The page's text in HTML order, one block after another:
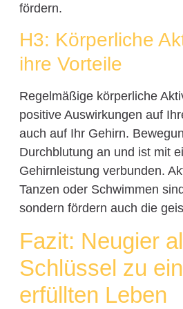
fördern.
H3: Körperliche
ihre Vorteile
Regelmäßige körperliche
positive Auswirkungen auf
auch auf Ihr Gehirn.
Durchblutung an und ist mit
Gehirnleistung verbunden.
Tanzen oder Schwimmen
sondern fördern auch die
Fazit: Neugier
Schlüssel zu
erfüllten Leben